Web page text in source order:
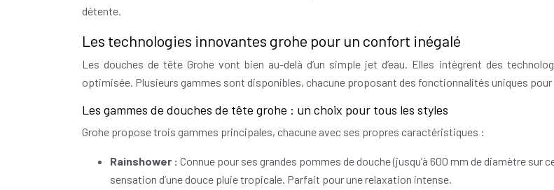
détente.
Les technologies innovantes grohe pour un confort inégalé
Les douches de tête Grohe vont bien au-delà d’un simple jet d’eau. Elles intègrent des
optimisée. Plusieurs gammes sont disponibles, chacune proposant des fonctionnalités uniques
Les gammes de douches de tête grohe : un choix pour tous les styles
Grohe propose trois gammes principales, chacune avec ses propres caractéristiques :
Rainshower : Connue pour ses grandes pommes de douche (jusqu’à 600 mm de diamètre
sensation d’une douce pluie tropicale. Parfait pour une relaxation intense.